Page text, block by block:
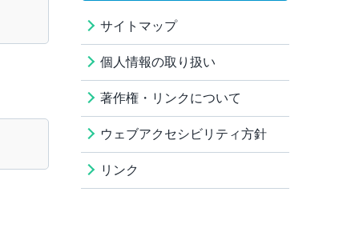
サイトマップ
個人情報の取り扱い
著作権・リンクについて
ウェブアクセシビリティ方針
リンク